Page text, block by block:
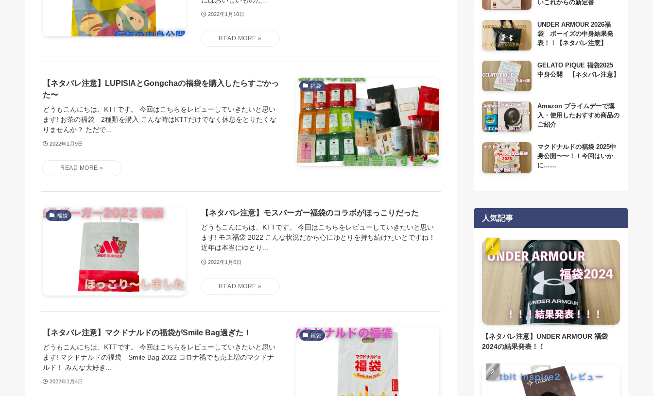
2022年1月10日
福袋
【ネタバレ注意】LUPISIAとGongchaの福袋を購入したらすごかっ
た〜
どうもこんにちは、KTTです。 今回はこちらをレビューしていきたいと思い
ます! お茶の福袋 2種類を購入 こんな時はKTTだけでなく休息をとりたくな
りませんか？ ただで...
2022年1月9日
福袋 【ネタバレ注意】モスバーガー福袋のコラボがほっこりだった
どうもこんにちは、KTTです。 今回はこちらをレビューしていきたいと思い
ます! モス福袋 2022 こんな状況だから心にゆとりを持ち続けたいとですね！
近年は本当にゆとり...
2022年1月6日
福袋
【ネタバレ注意】マクドナルドの福袋がSmile Bag過ぎた！
どうもこんにちは、KTTです。 今回はこちらをレビューしていきたいと思い
ます! マクドナルドの福袋 Smile Bag 2022 コロナ禍でも売上増のマクドナ
ルド！ みんな大好き...
2022年1月4日
いこれからの新定番
UNDER ARMOUR 2026福
袋 ボーイズの中身結果発
表！！【ネタバレ注意】
GELATO PIQUE 福袋2025
中身公開 【ネタバレ注意】
Amazon プライムデーで購
入・使用したおすすめ商品の
ご紹介
マクドナルドの福袋 2025中
身公開〜〜！！今回はいか
に……
人気記事
【ネタバレ注意】UNDER ARMOUR 福袋
2024の結果発表！！